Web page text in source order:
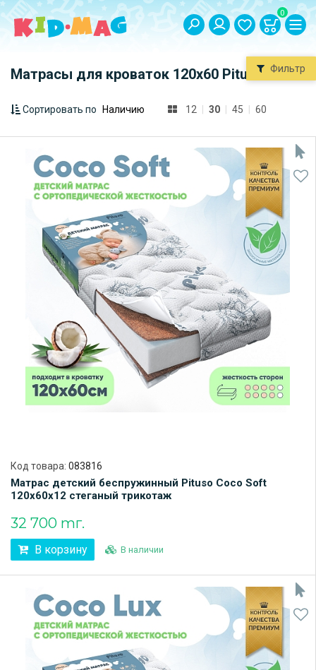
0
Матрасы для кроваток 120х60 Pituso
Сортировать по 12 30 45 60
Фильтр
Код товара: 083816
Матрас детский беспружинный Pituso Coco Soft
120х60х12 стеганый трикотаж
32 700 тг.
В корзину В наличии